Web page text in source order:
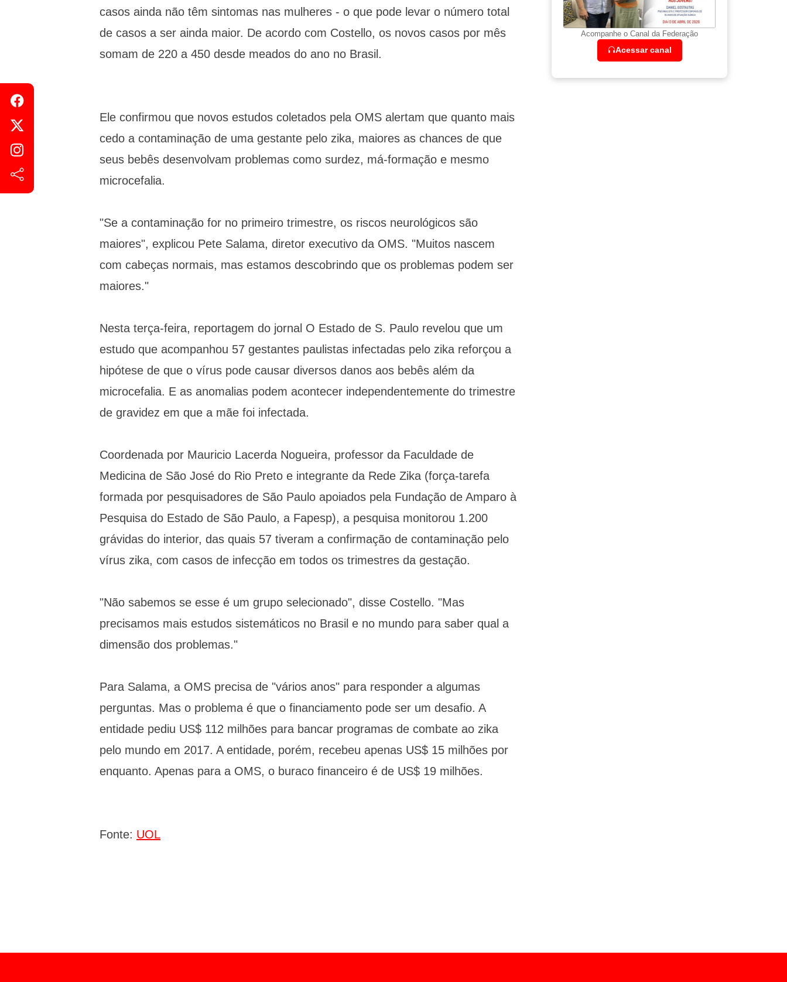
casos ainda não têm sintomas nas mulheres - o que pode levar o número total
de casos a ser ainda maior. De acordo com Costello, os novos casos por mês
somam de 220 a 450 desde meados do ano no Brasil.
Ele confirmou que novos estudos coletados pela OMS alertam que quanto mais
cedo a contaminação de uma gestante pelo zika, maiores as chances de que
seus bebês desenvolvam problemas como surdez, má-formação e mesmo
microcefalia.
"Se a contaminação for no primeiro trimestre, os riscos neurológicos são
maiores", explicou Pete Salama, diretor executivo da OMS. "Muitos nascem
com cabeças normais, mas estamos descobrindo que os problemas podem ser
maiores."
Nesta terça-feira, reportagem do jornal O Estado de S. Paulo revelou que um
estudo que acompanhou 57 gestantes paulistas infectadas pelo zika reforçou a
hipótese de que o vírus pode causar diversos danos aos bebês além da
microcefalia. E as anomalias podem acontecer independentemente do trimestre
de gravidez em que a mãe foi infectada.
Coordenada por Mauricio Lacerda Nogueira, professor da Faculdade de
Medicina de São José do Rio Preto e integrante da Rede Zika (força-tarefa
formada por pesquisadores de São Paulo apoiados pela Fundação de Amparo à
Pesquisa do Estado de São Paulo, a Fapesp), a pesquisa monitorou 1.200
grávidas do interior, das quais 57 tiveram a confirmação de contaminação pelo
vírus zika, com casos de infecção em todos os trimestres da gestação.
"Não sabemos se esse é um grupo selecionado", disse Costello. "Mas
precisamos mais estudos sistemáticos no Brasil e no mundo para saber qual a
dimensão dos problemas."
Para Salama, a OMS precisa de "vários anos" para responder a algumas
perguntas. Mas o problema é que o financiamento pode ser um desafio. A
entidade pediu US$ 112 milhões para bancar programas de combate ao zika
pelo mundo em 2017. A entidade, porém, recebeu apenas US$ 15 milhões por
enquanto. Apenas para a OMS, o buraco financeiro é de US$ 19 milhões.
Fonte: UOL
Acompanhe o Canal da Federação
Acessar canal